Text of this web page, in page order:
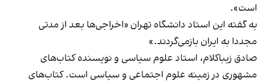
است».
به گفته این استاد دانشگاه تهران «اخراجی‌ها بعد از مدتی
مجددا به ایران بازمی‌گردند.»
صادق زیباکلام، استاد علوم سیاسی و نویسنده کتاب‌های
مشهوری در زمینه علوم اجتماعی و سیاسی است. کتاب‌های